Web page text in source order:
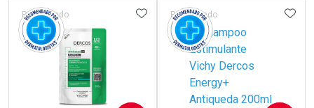
Patrocinado ADICIONAR AOS FAVORITOS
Patrocinado